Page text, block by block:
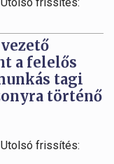
a felelős
tagi
történő
frissítés: